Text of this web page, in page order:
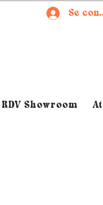
Se
RDV Showroom